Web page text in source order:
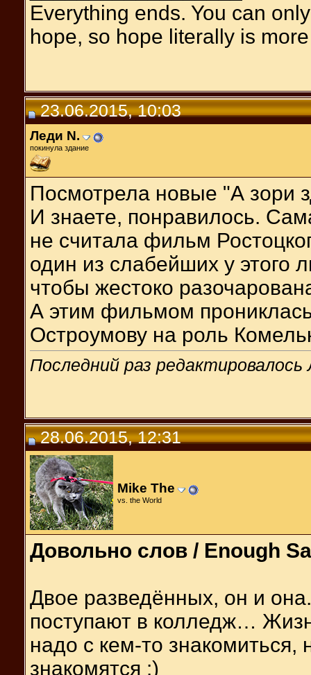
Everything ends. You can
hope, so hope literally is
23.06.2015, 10:03
Леди N.
покинула здание
Посмотрела новые "А зори
И знаете, понравилось.
не считала фильм
один из слабейших у
чтобы жестоко
А этим фильмом
Остроумову на роль
Последний раз
28.06.2015, 12:31
Mike The
vs. the World
Довольно слов / Enough
Двое разведённых, он и
поступают в колледж…
надо с кем-то
знакомятся :)